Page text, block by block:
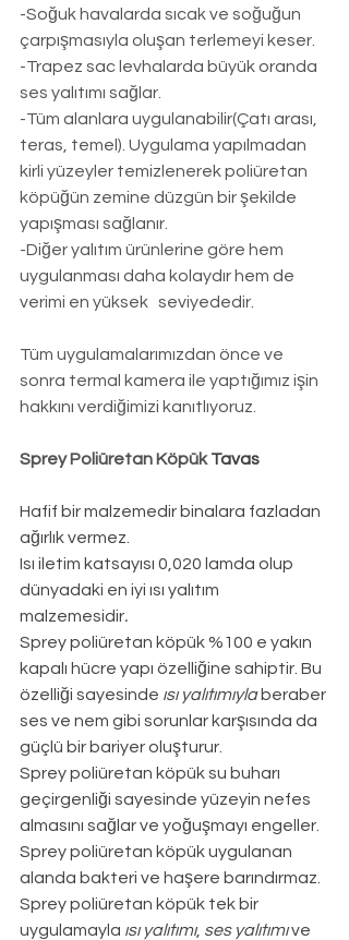
-Soğuk havalarda sıcak ve soğuğun
çarpışmasıyla oluşan terlemeyi keser.
-Trapez sac levhalarda büyük oranda
ses yalıtımı sağlar.
-Tüm alanlara uygulanabilir(Çatı arası,
teras, temel). Uygulama yapılmadan
kirli yüzeyler temizlenerek poliüretan
köpüğün zemine düzgün bir şekilde
yapışması sağlanır.
-Diğer yalıtım ürünlerine göre hem
uygulanması daha kolaydır hem de
verimi en yüksek   seviyededir.
Tüm uygulamalarımızdan önce ve
sonra termal kamera ile yaptığımız işin
hakkını verdiğimizi kanıtlıyoruz.
Sprey Poliüretan Köpük Tavas
Hafif bir malzemedir binalara fazladan
ağırlık vermez.
Isı iletim katsayısı 0,020 lamda olup
dünyadaki en iyi ısı yalıtım
malzemesidir.
Sprey poliüretan köpük %100 e yakın
kapalı hücre yapı özelliğine sahiptir. Bu
özelliği sayesinde ısı yalıtımıyla beraber
ses ve nem gibi sorunlar karşısında da
güçlü bir bariyer oluşturur.
Sprey poliüretan köpük su buharı
geçirgenliği sayesinde yüzeyin nefes
almasını sağlar ve yoğuşmayı engeller.
Sprey poliüretan köpük uygulanan
alanda bakteri ve haşere barındırmaz.
Sprey poliüretan köpük tek bir
uygulamayla ısı yalıtımı, ses yalıtımı ve